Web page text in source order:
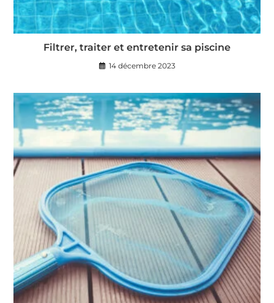
Filtrer, traiter et entretenir sa piscine
14 décembre 2023